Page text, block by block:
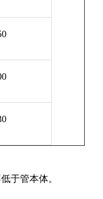
于管本体。